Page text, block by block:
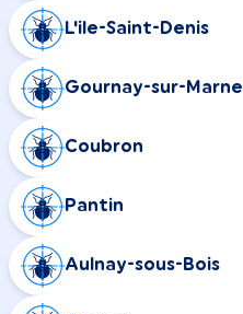
L'ile-Saint-Denis
Gournay-sur-Marne
Coubron
Pantin
Aulnay-sous-Bois